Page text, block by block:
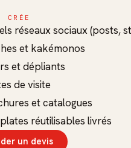
CRÉE
réseaux sociaux (posts,
et kakémonos
et dépliants
de visite
et catalogues
réutilisables livrés
un devis